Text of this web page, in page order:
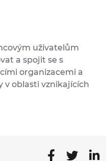
uživatelům
a spojit se s
organizacemi a
v oblasti vznikajících